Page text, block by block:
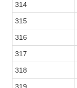
314
315
316
317
318